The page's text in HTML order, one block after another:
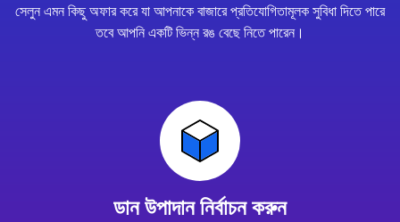
সেলুন এমন কিছু অফার করে যা আপনাকে বাজারে প্রতিযোগিতামূলক সুবিধা দিতে পারে
তবে আপনি একটি ভিন্ন রঙ বেছে নিতে পারেন।
ডান উপাদান নির্বাচন করুন